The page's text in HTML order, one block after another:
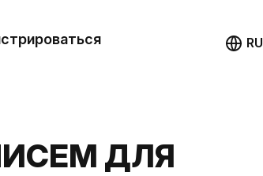
RU
ДЛЯ